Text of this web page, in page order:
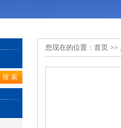
您现在的位置： 首页 >>